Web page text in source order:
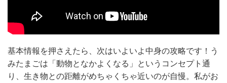
基本情報を押さえたら、次はいよいよ中身の攻略です！う
みたまごは「動物となかよくなる」というコンセプト通
り、生き物との距離がめちゃくちゃ近いのが自慢。私がお